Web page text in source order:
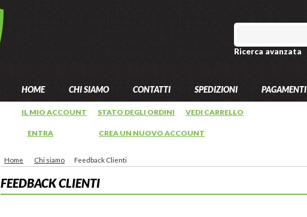
Ricerca avanzata
HOME CHI SIAMO CONTATTI SPEDIZIONI PAGAMENTI
IL MIO ACCOUNT STATO DEGLI ORDINI VEDI CARRELLO
ENTRA CREA UN NUOVO ACCOUNT
Home Chi siamo Feedback Clienti
FEEDBACK CLIENTI